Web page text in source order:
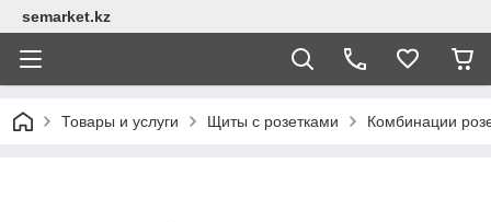
semarket.kz
Товары и услуги Щиты с розетками Комбинации